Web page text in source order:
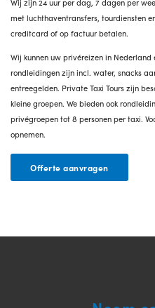
Wij zijn 24 uur per dag, 7 dagen per
met luchthaventransfers, tourdiensten
creditcard of op factuur betalen.
Wij kunnen uw privéreizen in
rondleidingen zijn incl. water, snacks
entreegelden. Private Taxi Tours zijn
kleine groepen. We bieden ook
privégroepen tot 8 personen per taxi.
opnemen.
Offerte aanvragen